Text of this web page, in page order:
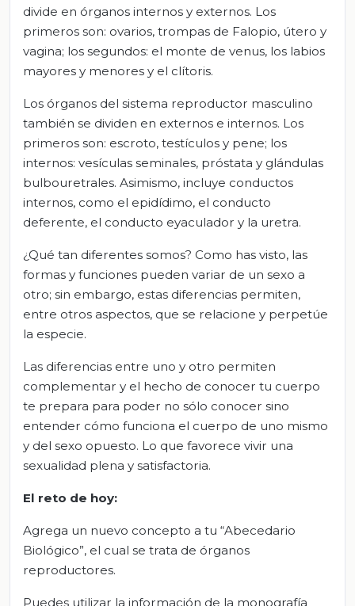
divide en órganos internos y externos. Los
primeros son: ovarios, trompas de Falopio, útero y
vagina; los segundos: el monte de venus, los labios
mayores y menores y el clítoris.
Los órganos del sistema reproductor masculino
también se dividen en externos e internos. Los
primeros son: escroto, testículos y pene; los
internos: vesículas seminales, próstata y glándulas
bulbouretrales. Asimismo, incluye conductos
internos, como el epidídimo, el conducto
deferente, el conducto eyaculador y la uretra.
¿Qué tan diferentes somos? Como has visto, las
formas y funciones pueden variar de un sexo a
otro; sin embargo, estas diferencias permiten,
entre otros aspectos, que se relacione y perpetúe
la especie.
Las diferencias entre uno y otro permiten
complementar y el hecho de conocer tu cuerpo
te prepara para poder no sólo conocer sino
entender cómo funciona el cuerpo de uno mismo
y del sexo opuesto. Lo que favorece vivir una
sexualidad plena y satisfactoria.
El reto de hoy:
Agrega un nuevo concepto a tu “Abecedario
Biológico”, el cual se trata de órganos
reproductores.
Puedes utilizar la información de la monografía